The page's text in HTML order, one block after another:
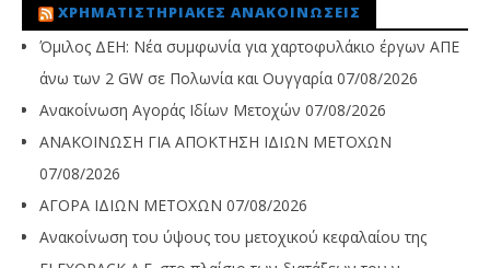
ΧΡΗΜΑΤΙΣΤΗΡΙΑΚΈΣ ΑΝΑΚΟΙΝΏΣΕΙΣ
Όμιλος ΔΕΗ: Νέα συμφωνία για χαρτοφυλάκιο έργων ΑΠΕ
άνω των 2 GW σε Πολωνία και Ουγγαρία 07/08/2026
Ανακοίνωση Αγοράς Ιδίων Μετοχών 07/08/2026
ΑΝΑΚΟΙΝΩΣΗ ΓΙΑ ΑΠΟΚΤΗΣΗ ΙΔΙΩΝ ΜΕΤΟΧΩΝ
07/08/2026
ΑΓΟΡΑ ΙΔΙΩΝ ΜΕΤΟΧΩΝ 07/08/2026
Ανακοίνωση του ύψους του μετοχικού κεφαλαίου της